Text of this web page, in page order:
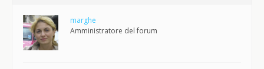
marghe
Amministratore del forum